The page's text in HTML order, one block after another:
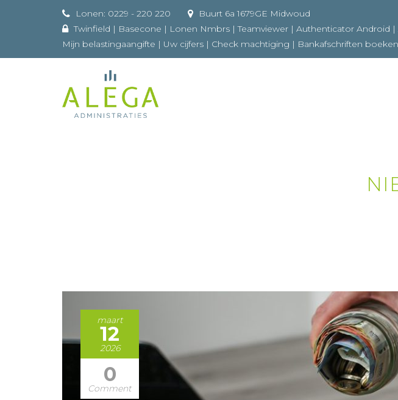
Lonen: 0229 - 220 220
Buurt 6a 1679GE
Twinfield | Basecone | Lonen Nmbrs |Teamviewer | Authenticator Android |
Mijn belastingaangifte | Uw cijfers | Check machtiging | Bankafschriften
maart
12
2026
0
Comment